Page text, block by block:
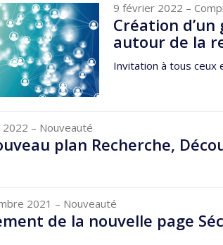
9 février 2022 –
Création
autour de la
Invitation à tous ceux
2022 – Nouveauté
plan Recherche,
2021 – Nouveauté
de la nouvelle page